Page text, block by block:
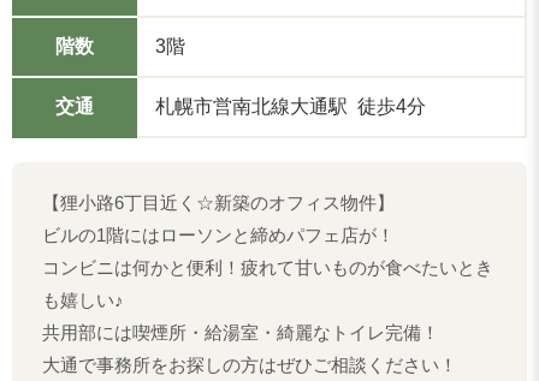
階数 3階
交通 札幌市営南北線大通駅 徒歩4分
【狸小路6丁目近く☆新築のオフィス物件】
ビルの1階にはローソンと締めパフェ店が！
コンビニは何かと便利！疲れて甘いものが食べたいとき
も嬉しい♪
共用部には喫煙所・給湯室・綺麗なトイレ完備！
大通で事務所をお探しの方はぜひご相談ください！